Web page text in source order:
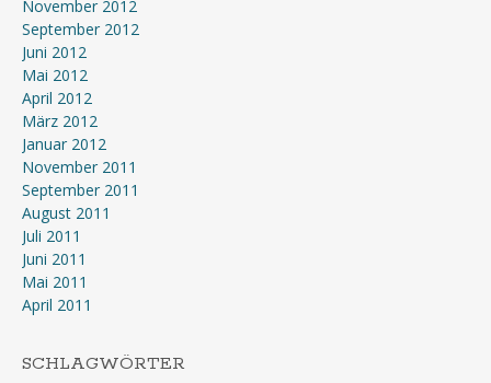
November 2012
September 2012
Juni 2012
Mai 2012
April 2012
März 2012
Januar 2012
November 2011
September 2011
August 2011
Juli 2011
Juni 2011
Mai 2011
April 2011
SCHLAGWÖRTER